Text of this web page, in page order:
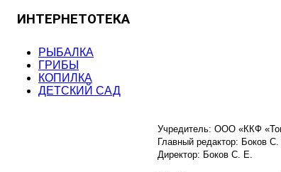
ИНТЕРНЕТОТЕКА
РЫБАЛКА
ГРИБЫ
КОПИЛКА
ДЕТСКИЙ САД
Учредитель: ООО «ККФ
Главный редактор: Боков С.
Директор: Боков С. Е.